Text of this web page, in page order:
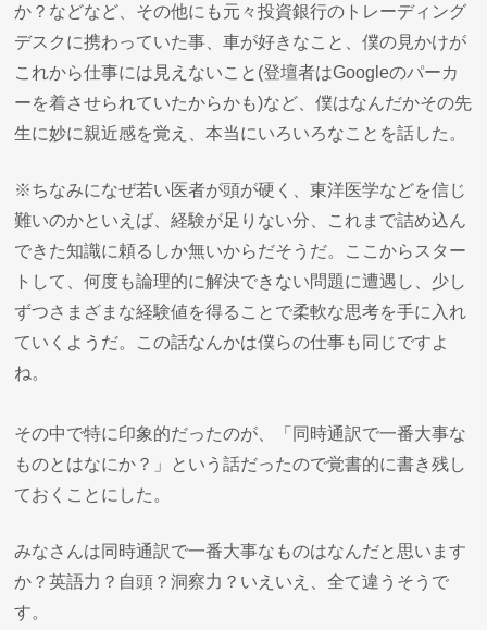
か？などなど、その他にも元々投資銀行のトレーディング
デスクに携わっていた事、車が好きなこと、僕の見かけが
これから仕事には見えないこと(登壇者はGoogleのパーカ
ーを着させられていたからかも)など、僕はなんだかその先
生に妙に親近感を覚え、本当にいろいろなことを話した。
※ちなみになぜ若い医者が頭が硬く、東洋医学などを信じ
難いのかといえば、経験が足りない分、これまで詰め込ん
できた知識に頼るしか無いからだそうだ。ここからスター
トして、何度も論理的に解決できない問題に遭遇し、少し
ずつさまざまな経験値を得ることで柔軟な思考を手に入れ
ていくようだ。この話なんかは僕らの仕事も同じですよ
ね。
その中で特に印象的だったのが、「同時通訳で一番大事な
ものとはなにか？」という話だったので覚書的に書き残し
ておくことにした。
みなさんは同時通訳で一番大事なものはなんだと思います
か？英語力？自頭？洞察力？いえいえ、全て違うそうで
す。